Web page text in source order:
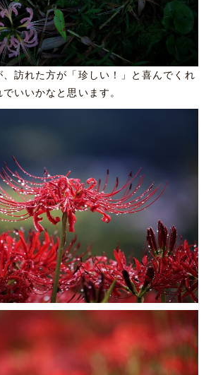
訪れた方が「珍しい！」と喜んでくれ
いいかなと思います。